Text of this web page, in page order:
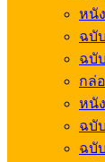
หนั
ฉบั
ฉบั
กล่
หนั
ฉบั
ฉบั